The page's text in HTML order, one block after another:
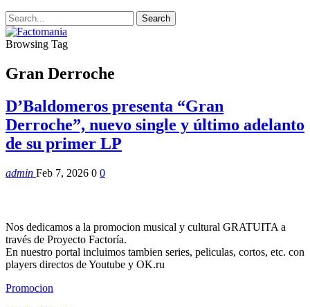
Browsing Tag
Gran Derroche
D’Baldomeros presenta “Gran
Derroche”, nuevo single y último adelanto
de su primer LP
admin Feb 7, 2026 0 0
Nos dedicamos a la promocion musical y cultural GRATUITA a
través de Proyecto Factoría.
En nuestro portal incluimos tambien series, peliculas, cortos, etc. con
players directos de Youtube y OK.ru
Promocion